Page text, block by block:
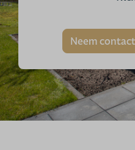
Neem